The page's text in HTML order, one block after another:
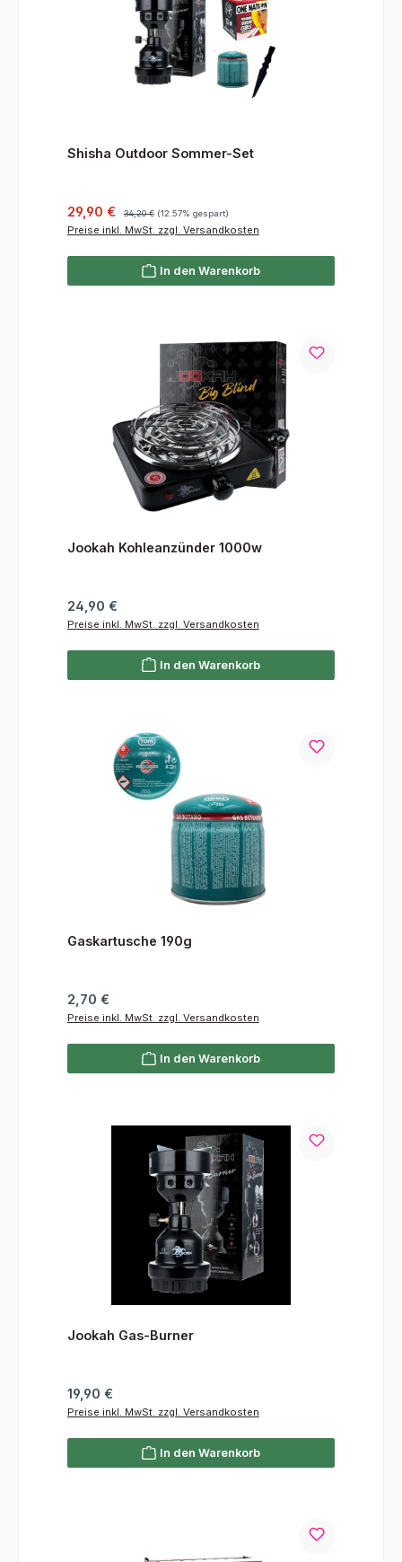
Shisha Outdoor Sommer-Set
Verkaufspreis:
29,90 € 34,20 € (12.57% gespart)
Preise inkl. MwSt. zzgl. Versandkosten
In den Warenkorb
Jookah Kohleanzünder 1000w
Regulärer Preis:
24,90 €
Preise inkl. MwSt. zzgl. Versandkosten
In den Warenkorb
Gaskartusche 190g
Regulärer Preis:
2,70 €
Preise inkl. MwSt. zzgl. Versandkosten
In den Warenkorb
Jookah Gas-Burner
Regulärer Preis:
19,90 €
Preise inkl. MwSt. zzgl. Versandkosten
In den Warenkorb